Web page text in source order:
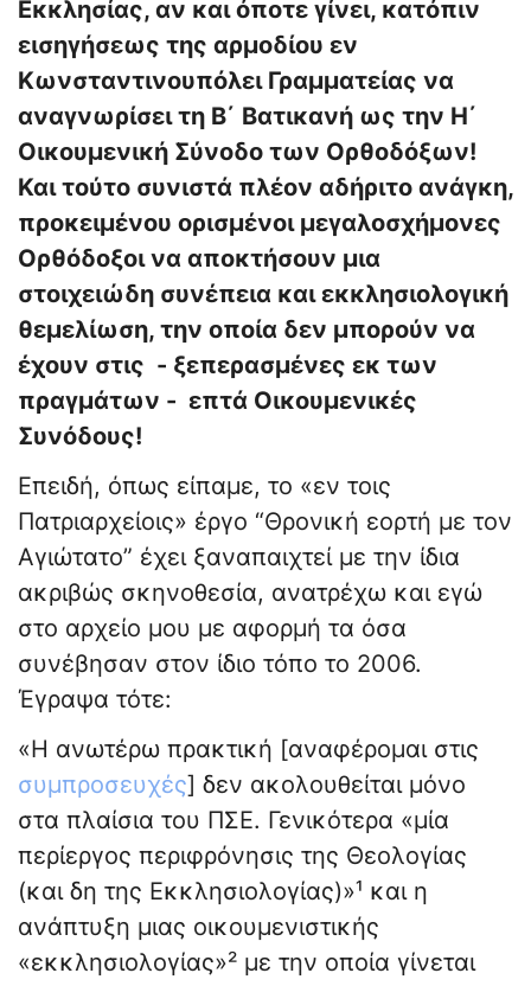
Εκκλησίας, αν και όποτε γίνει, κατόπιν
εισηγήσεως της αρμοδίου εν
Κωνσταντινουπόλει Γραμματείας να
αναγνωρίσει τη Β΄ Βατικανή ως την Η΄
Οικουμενική Σύνοδο των Ορθοδόξων!
Και τούτο συνιστά πλέον αδήριτο ανάγκη,
προκειμένου ορισμένοι μεγαλοσχήμονες
Ορθόδοξοι να αποκτήσουν μια
στοιχειώδη συνέπεια και εκκλησιολογική
θεμελίωση, την οποία δεν μπορούν να
έχουν στις - ξεπερασμένες εκ των
πραγμάτων - επτά Οικουμενικές
Συνόδους!
Επειδή, όπως είπαμε, το «εν τοις
Πατριαρχείοις» έργο “Θρονική εορτή με τον
Αγιώτατο” έχει ξαναπαιχτεί με την ίδια
ακριβώς σκηνοθεσία, ανατρέχω και εγώ
στο αρχείο μου με αφορμή τα όσα
συνέβησαν στον ίδιο τόπο το 2006.
Έγραψα τότε:
«Η ανωτέρω πρακτική [αναφέρομαι στις
συμπροσευχές] δεν ακολουθείται μόνο
στα πλαίσια του ΠΣΕ. Γενικότερα «μία
περίεργος περιφρόνησις της Θεολογίας
(και δη της Εκκλησιολογίας)»¹ και η
ανάπτυξη μιας οικουμενιστικής
«εκκλησιολογίας»² με την οποία γίνεται